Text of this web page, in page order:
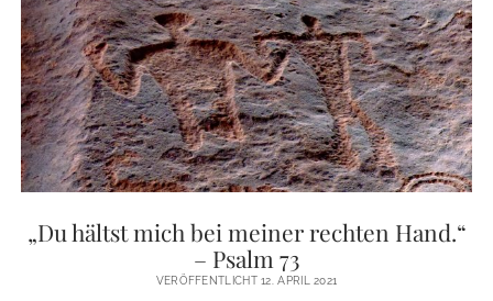
LITURGIEN
MEDITATIONEN
SONSTIGES
IMPRESSUM
„Du hältst mich bei meiner rechten Hand.“
– Psalm 73
VERÖFFENTLICHT 12. APRIL 2021